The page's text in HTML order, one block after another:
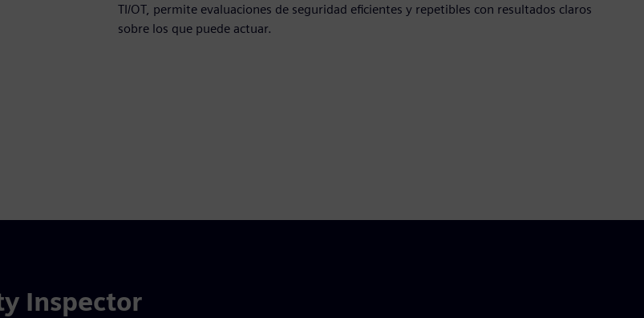
TI/OT, permite evaluaciones de seguridad eficientes y repetibles con resultados claros
sobre los que puede actuar.
Inspector